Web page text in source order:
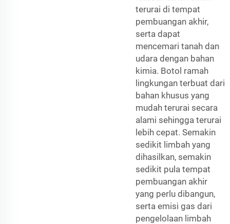
terurai di tempat
pembuangan akhir,
serta dapat
mencemari tanah dan
udara dengan bahan
kimia. Botol ramah
lingkungan terbuat dari
bahan khusus yang
mudah terurai secara
alami sehingga terurai
lebih cepat. Semakin
sedikit limbah yang
dihasilkan, semakin
sedikit pula tempat
pembuangan akhir
yang perlu dibangun,
serta emisi gas dari
pengelolaan limbah